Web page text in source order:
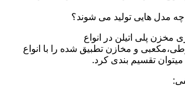
چه مدل هایی تولید می شوند؟
پلی اتیلن در انواع
و مخازن تطبیق شده را با انواع
میتوان تقسیم بندی کرد.
: